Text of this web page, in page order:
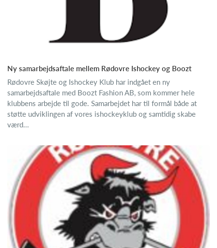
Ny samarbejdsaftale mellem Rødovre Ishockey og Boozt
Rødovre Skøjte og Ishockey Klub har indgået en ny
samarbejdsaftale med Boozt Fashion AB, som kommer hele
klubbens arbejde til gode. Samarbejdet har til formål både at
støtte udviklingen af vores ishockeyklub og samtidig skabe
værd...